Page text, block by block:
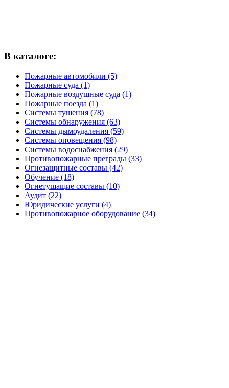
В каталоге:
Пожарные автомобили (5)
Пожарные суда (1)
Пожарные воздушные суда (1)
Пожарные поезда (1)
Системы тушения (78)
Системы обнаружения (63)
Системы дымоудаления (59)
Системы оповещения (98)
Системы водоснабжения (29)
Противопожарные преграды (33)
Огнезащитные составы (42)
Обучение (18)
Огнетушащие составы (10)
Аудит (22)
Юридические услуги (4)
Противопожарное оборудование (34)